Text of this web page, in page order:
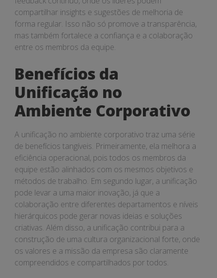
compartilhar insights e sugestões de melhoria de
forma regular. Isso não só promove a transparência,
mas também fortalece a confiança e a colaboração
entre os membros da equipe.
Benefícios da
Unificação no
Ambiente Corporativo
A unificação no ambiente corporativo traz uma série
de benefícios tangíveis. Primeiramente, ela melhora a
eficiência operacional, pois todos os membros da
equipe estão alinhados com os mesmos objetivos e
métodos de trabalho. Em segundo lugar, a unificação
pode levar a uma maior inovação, já que a
colaboração entre diferentes departamentos e níveis
hierárquicos pode gerar novas ideias e soluções
criativas. Além disso, a unificação contribui para a
construção de uma cultura organizacional forte, onde
os valores e a missão da empresa são claramente
compreendidos e compartilhados por todos.